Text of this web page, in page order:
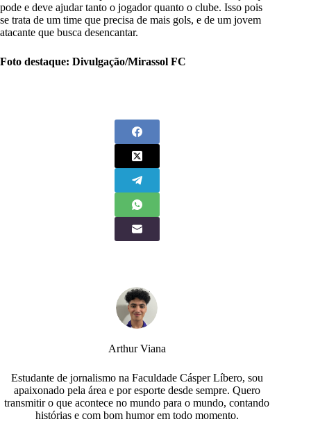
pode e deve ajudar tanto o jogador quanto o clube. Isso pois
se trata de um time que precisa de mais gols, e de um jovem
atacante que busca desencantar.
Foto destaque: Divulgação/Mirassol FC
Arthur Viana
Estudante de jornalismo na Faculdade Cásper Líbero, sou
apaixonado pela área e por esporte desde sempre. Quero
transmitir o que acontece no mundo para o mundo, contando
histórias e com bom humor em todo momento.